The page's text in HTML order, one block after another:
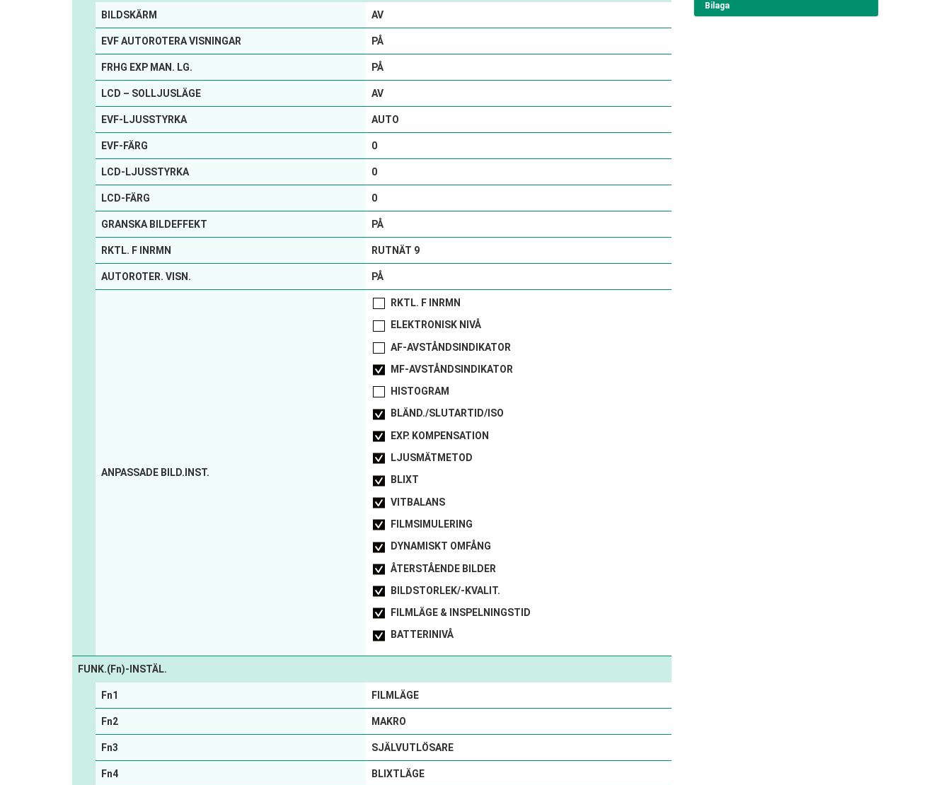
BILDSKÄRM AV
EVF AUTOROTERA VISNINGAR PÅ
FRHG EXP MAN. LG. PÅ
LCD – SOLLJUSLÄGE AV
EVF-LJUSSTYRKA AUTO
EVF-FÄRG 0
LCD-LJUSSTYRKA 0
LCD-FÄRG 0
GRANSKA BILDEFFEKT PÅ
RKTL. F INRMN RUTNÄT 9
AUTOROTER. VISN. PÅ
ANPASSADE BILD.INST.
RKTL. F INRMN
ELEKTRONISK NIVÅ
AF-AVSTÅNDSINDIKATOR
MF-AVSTÅNDSINDIKATOR
HISTOGRAM
BLÄND./SLUTARTID/ISO
EXP. KOMPENSATION
LJUSMÄTMETOD
BLIXT
VITBALANS
FILMSIMULERING
DYNAMISKT OMFÅNG
ÅTERSTÅENDE BILDER
BILDSTORLEK/-KVALIT.
FILMLÄGE & INSPELNINGSTID
BATTERINIVÅ
FUNK.(Fn)-INSTÄL.
Fn1 FILMLÄGE
Fn2 MAKRO
Fn3 SJÄLVUTLÖSARE
Fn4 BLIXTLÄGE
Bilaga